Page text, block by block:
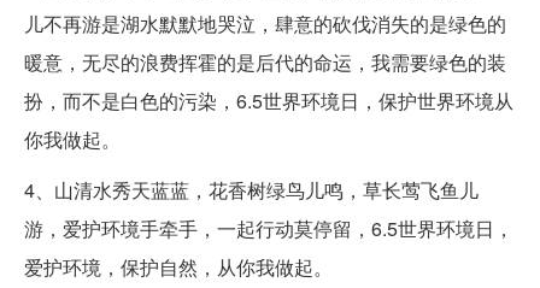
儿不再游是湖水默默地哭泣，肆意的砍伐消失的是绿色的
暖意，无尽的浪费挥霍的是后代的命运，我需要绿色的装
扮，而不是白色的污染，6.5世界环境日，保护世界环境从
你我做起。
4、山清水秀天蓝蓝，花香树绿鸟儿鸣，草长莺飞鱼儿
游，爱护环境手牵手，一起行动莫停留，6.5世界环境日，
爱护环境，保护自然，从你我做起。